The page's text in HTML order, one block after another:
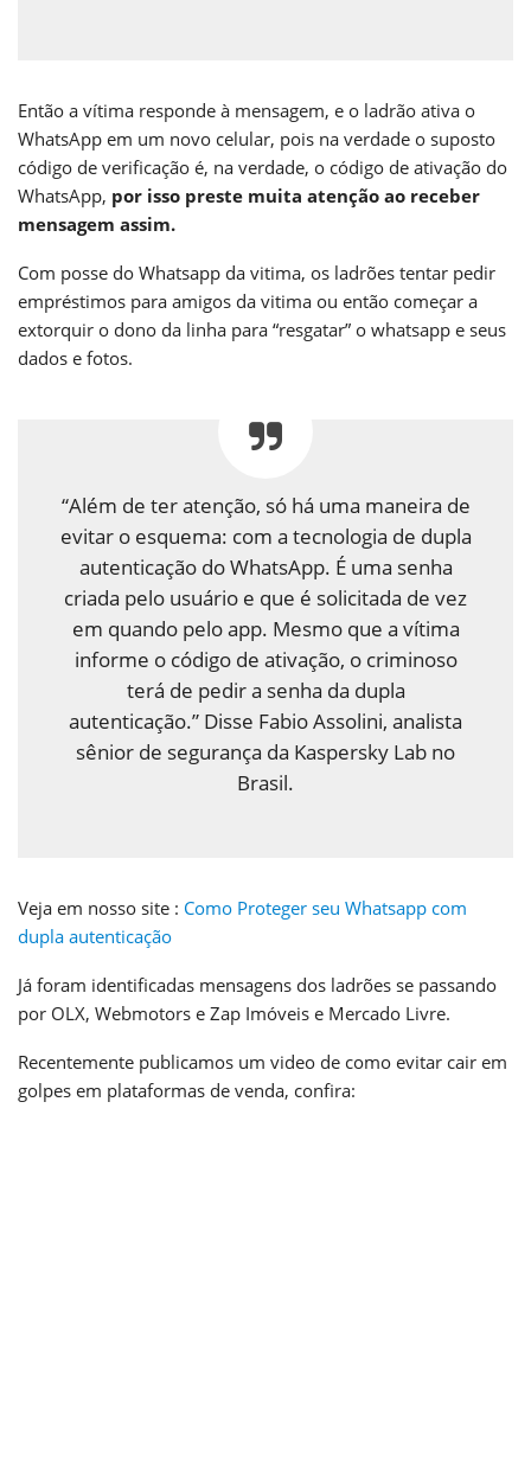
Então a vítima responde à mensagem, e o ladrão ativa o
WhatsApp em um novo celular, pois na verdade o suposto
código de verificação é, na verdade, o código de ativação do
WhatsApp, por isso preste muita atenção ao receber
mensagem assim.
Com posse do Whatsapp da vitima, os ladrões tentar pedir
empréstimos para amigos da vitima ou então começar a
extorquir o dono da linha para “resgatar” o whatsapp e seus
dados e fotos.
“Além de ter atenção, só há uma maneira de
evitar o esquema: com a tecnologia de dupla
autenticação do WhatsApp. É uma senha
criada pelo usuário e que é solicitada de vez
em quando pelo app. Mesmo que a vítima
informe o código de ativação, o criminoso
terá de pedir a senha da dupla
autenticação.” Disse Fabio Assolini, analista
sênior de segurança da Kaspersky Lab no
Brasil.
Veja em nosso site : Como Proteger seu Whatsapp com
dupla autenticação
Já foram identificadas mensagens dos ladrões se passando
por OLX, Webmotors e Zap Imóveis e Mercado Livre.
Recentemente publicamos um video de como evitar cair em
golpes em plataformas de venda, confira: